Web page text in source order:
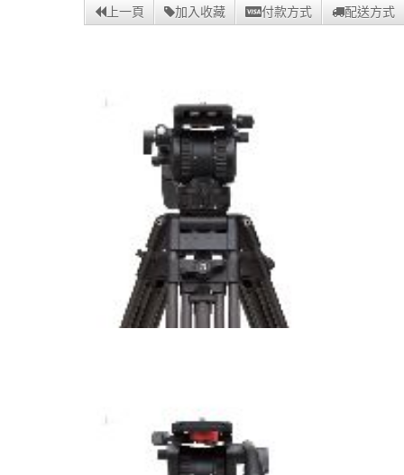
上一頁 加入收藏 付款方式 配送方式